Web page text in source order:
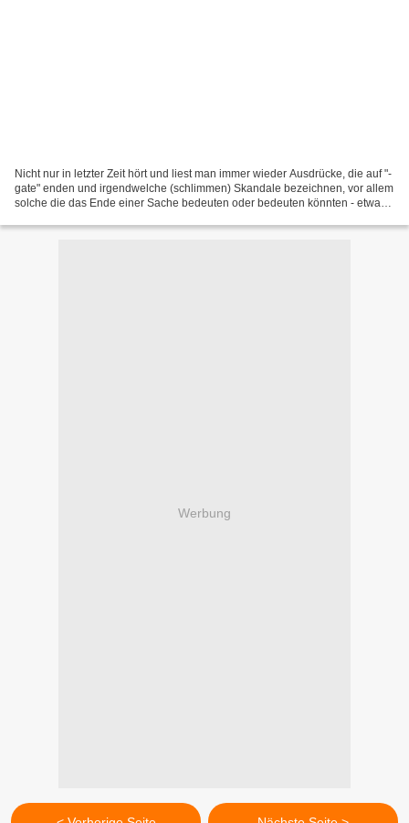
Nicht nur in letzter Zeit hört und liest man immer wieder Ausdrücke, die auf "-
gate" enden und irgendwelche (schlimmen) Skandale bezeichnen, vor allem
solche die das Ende einer Sache bedeuten oder bedeuten könnten - etwa
Werbung